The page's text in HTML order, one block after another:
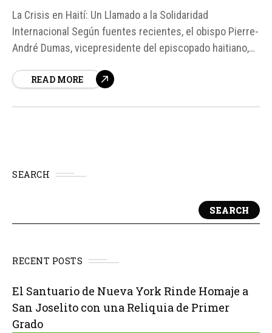
La Crisis en Haití: Un Llamado a la Solidaridad
Internacional Según fuentes recientes, el obispo Pierre-
André Dumas, vicepresidente del episcopado haitiano,
internacional para que no olvide a Haití, un país que ha
READ MORE
SEARCH
SEARCH
RECENT POSTS
El Santuario de Nueva York Rinde Homaje a
San Joselito con una Reliquia de Primer
Grado